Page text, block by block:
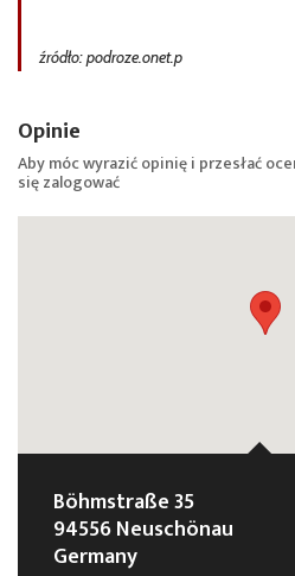
źródło: podroze.onet.p
Opinie
Aby móc wyrazić opinię i przesłać
sięzalogować
Böhmstraße 35
94556 Neuschönau
Germany